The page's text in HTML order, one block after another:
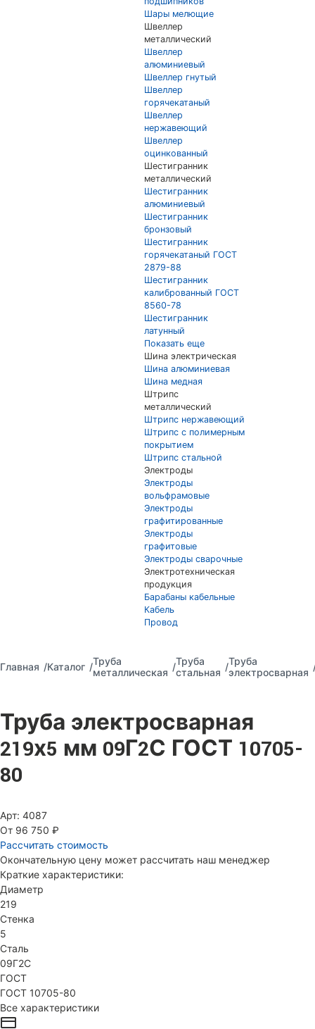
Шары мелющие
Швеллер
металлический
Швеллер
алюминиевый
Швеллер гнутый
Швеллер
горячекатаный
Швеллер
нержавеющий
Швеллер
оцинкованный
Шестигранник
металлический
Шестигранник
алюминиевый
Шестигранник
бронзовый
Шестигранник
горячекатаный ГОСТ
2879-88
Шестигранник
калиброванный ГОСТ
8560-78
Шестигранник
латунный
Показать еще
Шина электрическая
Шина алюминиевая
Шина медная
Штрипс
металлический
Штрипс нержавеющий
Штрипс с полимерным
покрытием
Штрипс стальной
Электроды
Электроды
вольфрамовые
Электроды
графитированные
Электроды
графитовые
Электроды сварочные
Электротехническая
продукция
Барабаны кабельные
Кабель
Провод
Главная Каталог
Труба
металлическая
Труба
стальная
Труба
электросварная
Труба электросварная
219х5 мм 09Г2С ГОСТ 10705-
80
Арт: 4087
От 96 750 ₽
Рассчитать стоимость
Окончательную цену может рассчитать наш менеджер
Краткие характеристики:
Диаметр
219
Стенка
5
Сталь
09Г2С
ГОСТ
ГОСТ 10705-80
Все характеристики